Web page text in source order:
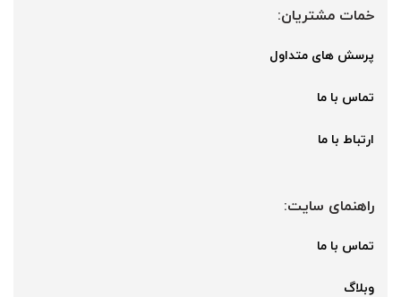
خمات مشتریان:
پرسش های متداول
تماس با ما
ارتباط با ما
راهنمای سایت:
تماس با ما
وبلاگ